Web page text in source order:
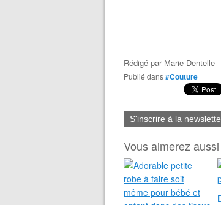
Rédigé par Marie-Dentelle
Publié dans#Couture
S'inscrire à la
Vous aimerez